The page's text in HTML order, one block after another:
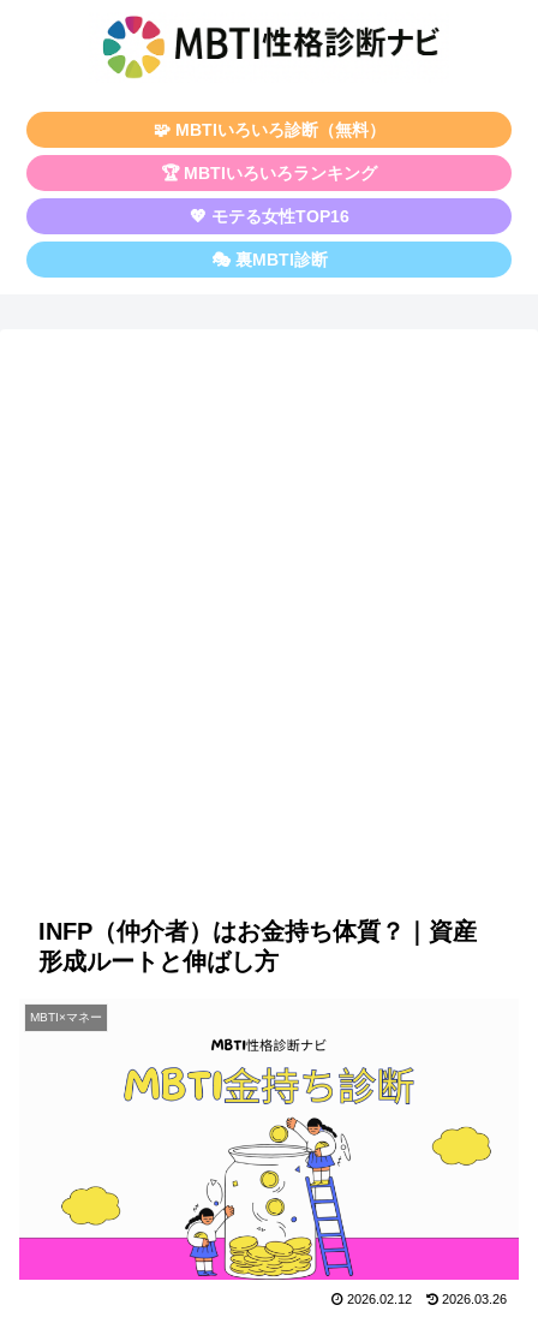
🧩 MBTIいろいろ診断（無料）
🏆 MBTIいろいろランキング
💖 モテる女性TOP16
🎭 裏MBTI診断
INFP（仲介者）はお金持ち体質？｜資産
形成ルートと伸ばし方
MBTI×マネー
2026.02.12 2026.03.26